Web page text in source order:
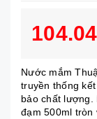
Nước mắm
truyền thống
bảo chất lượng.
đạm 500ml